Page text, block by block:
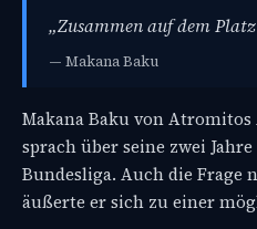
„Zusammen auf dem
— Makana Baku
Makana Baku von
sprach über seine zwei
Bundesliga. Auch die Frage
äußerte er sich zu einer